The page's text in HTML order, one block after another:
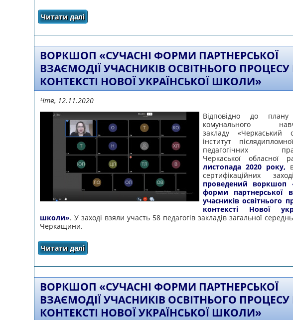
Читати далі
ВОРКШОП «СУЧАСНІ ФОРМИ ПАРТНЕРСЬКОЇ
ВЗАЄМОДІЇ УЧАСНИКІВ ОСВІТНЬОГО ПРОЦЕСУ
КОНТЕКСТІ НОВОЇ УКРАЇНСЬКОЇ ШКОЛИ»
Чтв, 12.11.2020
Відповідно до
комунального
закладу «Черкаський
інститут
педагогічних
Черкаської обласної
листопада 2020 року,
сертифікаційних
проведений воркшоп
форми партнерської
учасників освітнього
контексті Нової
школи». У заході взяли участь 58 педагогів закладів загальної
Черкащини.
Читати далі
про Воркшоп «Сучасні форми партнерської взаємодії
ВОРКШОП «СУЧАСНІ ФОРМИ ПАРТНЕРСЬКОЇ
ВЗАЄМОДІЇ УЧАСНИКІВ ОСВІТНЬОГО ПРОЦЕСУ
КОНТЕКСТІ НОВОЇ УКРАЇНСЬКОЇ ШКОЛИ»